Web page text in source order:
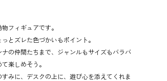
フィギュアです。
とズレた色づかいもポイント。
の仲間たちまで、ジャンルもサイズもバラバ
楽しめそう。
みに、デスクの上に、遊び心を添えてくれま